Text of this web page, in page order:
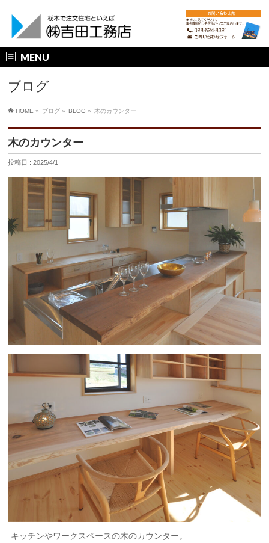
MENU
ブログ
HOME » ブログ » BLOG » 木のカウンター
木のカウンター
投稿日 : 2025/4/1
キッチンやワークスペースの木のカウンター。